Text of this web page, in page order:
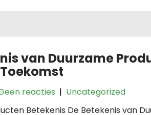
van Duurzame
reacties | Uncategorized
Betekenis De Betekenis van